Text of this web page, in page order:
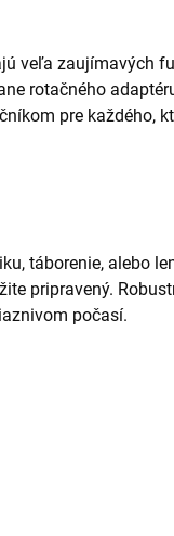
veľa zaujímavých
rotačného
pre každého,
táborenie, alebo
pripravený.
počasí.